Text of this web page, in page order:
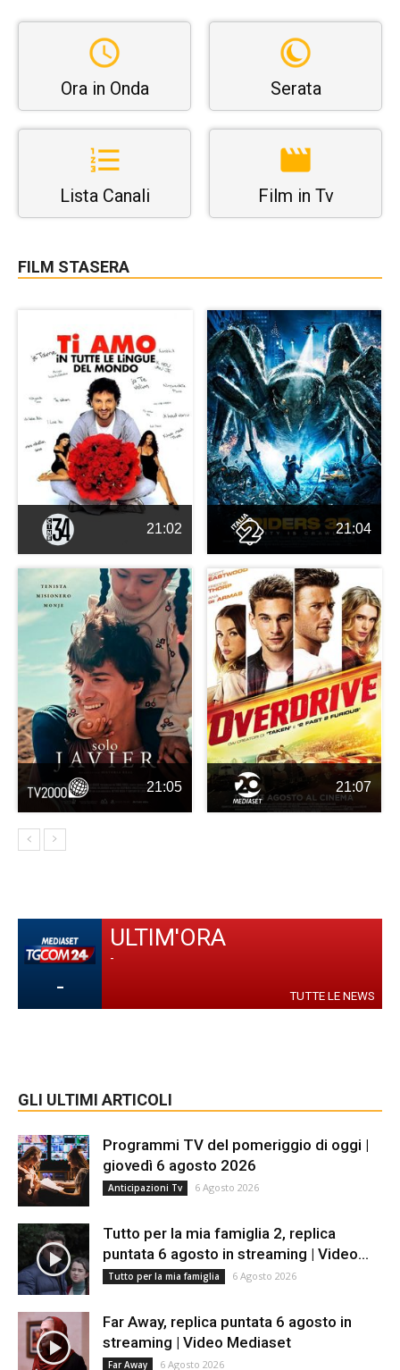
Ora in Onda Serata
Lista Canali Film in Tv
FILM STASERA
21:02 21:04
21:05 21:07
-
ULTIM'ORA
-
TUTTE LE NEWS
GLI ULTIMI ARTICOLI
Programmi TV del pomeriggio di oggi |
giovedì 6 agosto 2026
Anticipazioni Tv 6 Agosto 2026
Tutto per la mia famiglia 2, replica
puntata 6 agosto in streaming | Video...
Tutto per la mia famiglia 6 Agosto 2026
Far Away, replica puntata 6 agosto in
streaming | Video Mediaset
Far Away 6 Agosto 2026